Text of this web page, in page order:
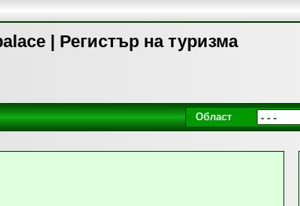
| Регистър на туризма
Област